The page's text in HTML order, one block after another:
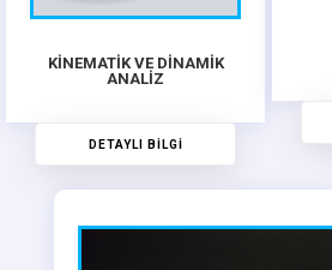
KİNEMATİK VE DİNAMİK
ANALİZ
DETAYLI BİLGİ